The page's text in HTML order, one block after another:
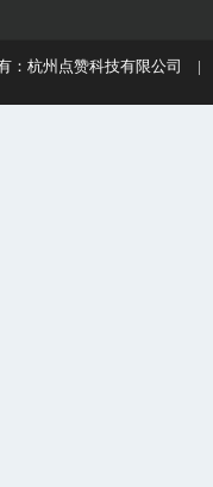
：杭州点赞科技有限公司